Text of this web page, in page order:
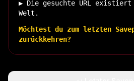
▶ Die gesuchte URL
Welt.
Möchtest du zum letzten
zurückkehren?